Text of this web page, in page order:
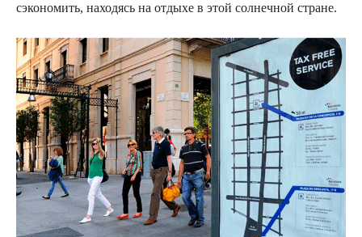
сэкономить, находясь на отдыхе в этой солнечной стране.